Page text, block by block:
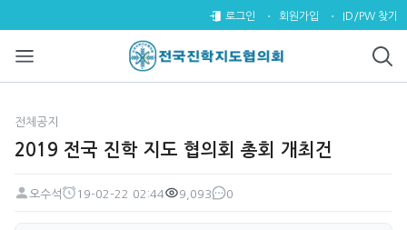
2019 전국 진학 지도 협의회 총
로그인 회원가입 ID/PW 찾기
전체공지
2019 전국 진학 지도 협의회 총회 개최건
페이지 정보
오수석
19-02-22 02:44
9,093
댓글
0